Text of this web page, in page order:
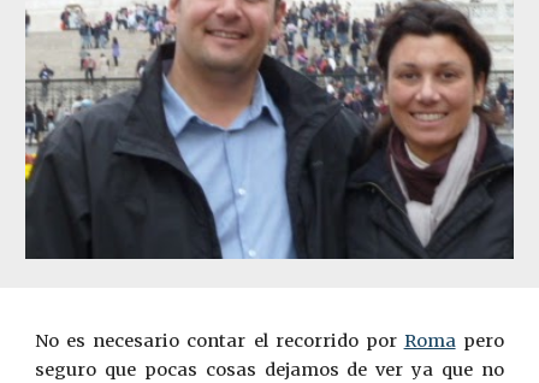
No es necesario contar el recorrido por Romapero
seguro que pocas cosas dejamos de ver ya que no